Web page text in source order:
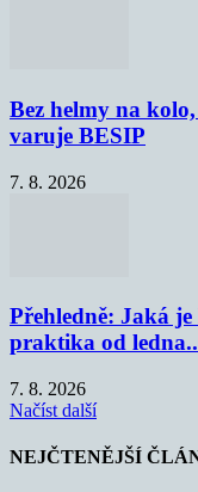
Bez helmy na
varuje BESIP
7. 8. 2026
Přehledně: Jaká je
praktika od
7. 8. 2026
Načíst další
NEJČTENĚJŠÍ